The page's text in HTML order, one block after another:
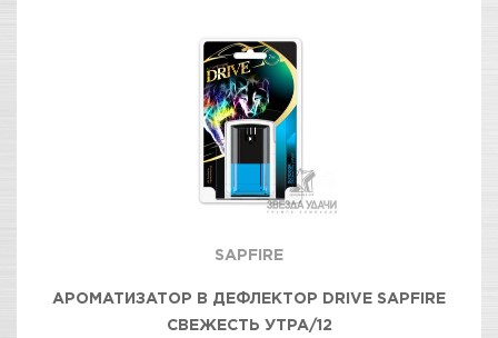
SAPFIRE
АРОМАТИЗАТОР В ДЕФЛЕКТОР DRIVE SAPFIRE
СВЕЖЕСТЬ УТРА/12